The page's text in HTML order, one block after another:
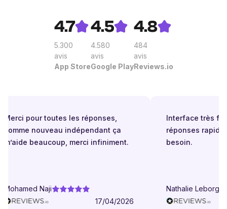
4.7
5.300
avis
App Store
4.5
4.580
avis
Google Play
4.8
484
avis
Reviews.io
Merci pour toutes les réponses,
comme nouveau indépendant ça
m’aide beaucoup, merci infiniment.
Mohamed Naji
17/04/2026
Interface très
réponses
besoin.
Nathalie Leborgne